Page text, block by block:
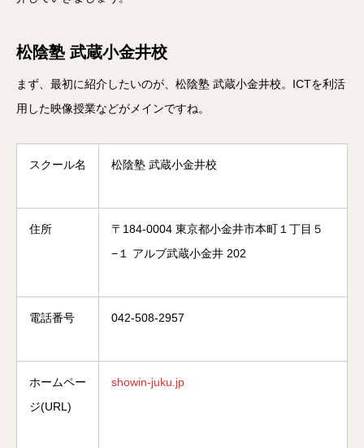
松陰塾 武蔵小金井校
まず、最初に紹介したいのが、松陰塾 武蔵小金井校。ICTを利活
用した映像授業などがメインですね。
スクール名 松陰塾 武蔵小金井校
住所
〒184-0004 東京都小金井市本町１丁目５
−１ アルブ武蔵小金井 202
電話番号 042-508-2957
ホームペー
ジ(URL)
showin-juku.jp